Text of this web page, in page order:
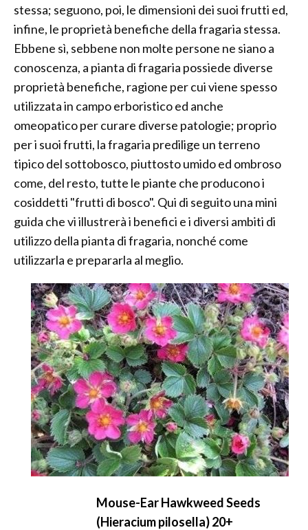
stessa; seguono, poi, le dimensioni dei suoi frutti ed,
infine, le proprietà benefiche della fragaria stessa.
Ebbene sì, sebbene non molte persone ne siano a
conoscenza, a pianta di fragaria possiede diverse
proprietà benefiche, ragione per cui viene spesso
utilizzata in campo erboristico ed anche
omeopatico per curare diverse patologie; proprio
per i suoi frutti, la fragaria predilige un terreno
tipico del sottobosco, piuttosto umido ed ombroso
come, del resto, tutte le piante che producono i
cosiddetti "frutti di bosco". Qui di seguito una mini
guida che vi illustrerà i benefici e i diversi ambiti di
utilizzo della pianta di fragaria, nonché come
utilizzarla e prepararla al meglio.
Mouse-Ear Hawkweed Seeds
(Hieracium pilosella) 20+